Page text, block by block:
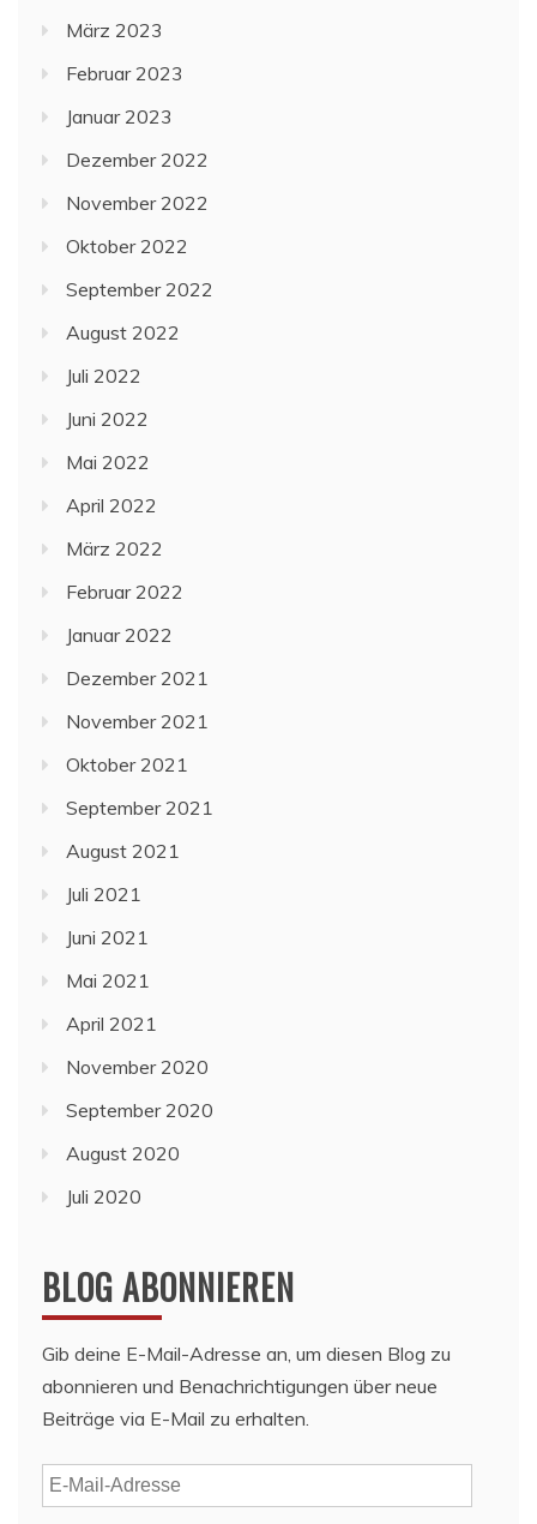
März 2023
Februar 2023
Januar 2023
Dezember 2022
November 2022
Oktober 2022
September 2022
August 2022
Juli 2022
Juni 2022
Mai 2022
April 2022
März 2022
Februar 2022
Januar 2022
Dezember 2021
November 2021
Oktober 2021
September 2021
August 2021
Juli 2021
Juni 2021
Mai 2021
April 2021
November 2020
September 2020
August 2020
Juli 2020
BLOG ABONNIEREN
Gib deine E-Mail-Adresse an, um diesen Blog zu
abonnieren und Benachrichtigungen über neue
Beiträge via E-Mail zu erhalten.
E-
Mail-